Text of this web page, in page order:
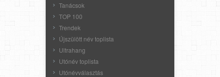
Tanácsok
TOP 100
Trendek
Újszülött név toplista
Ultrahang
Utónév toplista
Utónévválasztás